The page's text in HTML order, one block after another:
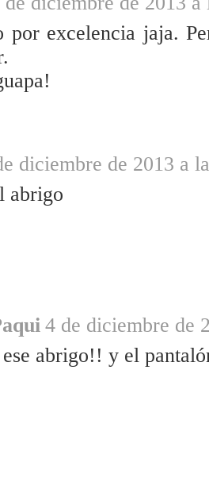
por excelencia jaja.
diciembre de 2013 a
abrigo
4 de diciembre de
abrigo!! y el